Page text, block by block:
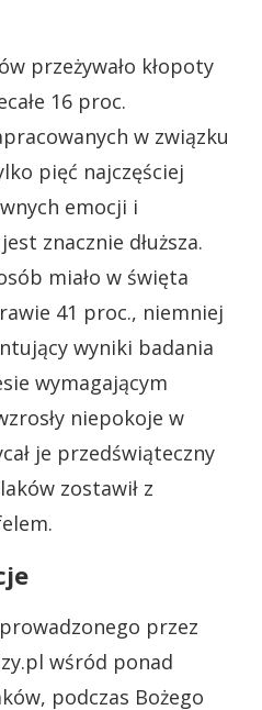
przeżywało kłopoty
16 proc.
w związku
pięć najczęściej
emocji i
znacznie dłuższa.
miało w święta
41 proc., niemniej
wyniki badania
wymagającym
niepokoje w
je przedświąteczny
zostawił z
przez
wśród ponad
podczas Bożego